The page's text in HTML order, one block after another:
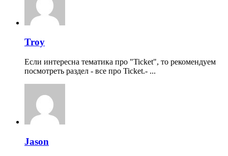
Troy
Если интересна тематика про "Ticket", то рекомендуем
посмотреть раздел - все про Ticket.- ...
Jason